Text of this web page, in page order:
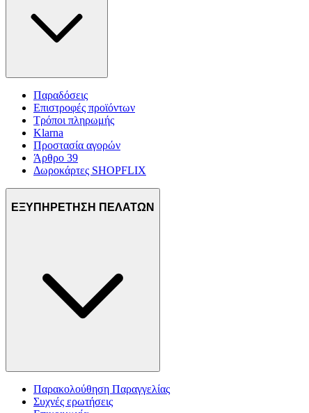
Παραδόσεις
Επιστροφές προϊόντων
Τρόποι πληρωμής
Klarna
Προστασία αγορών
Άρθρο 39
Δωροκάρτες SHOPFLIX
ΕΞΥΠΗΡΕΤΗΣΗ ΠΕΛΑΤΩΝ
Παρακολούθηση Παραγγελίας
Συχνές ερωτήσεις